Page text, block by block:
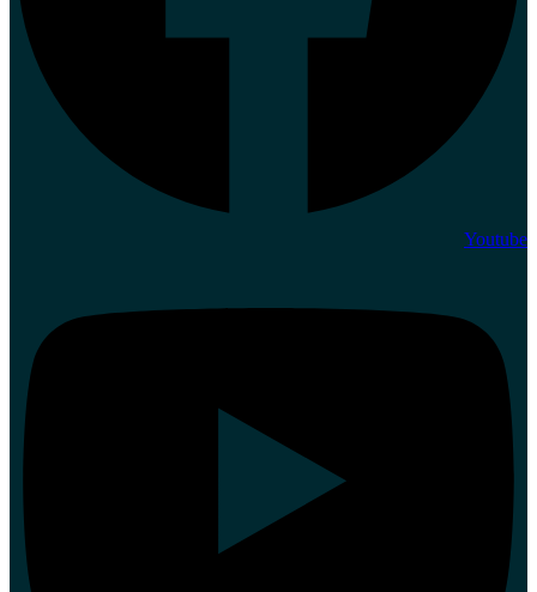
Youtube